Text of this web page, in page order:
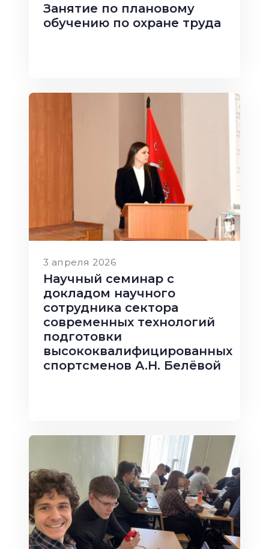
Занятие по плановому
обучению по охране труда
3 апреля 2026
Научный семинар с
докладом научного
сотрудника сектора
современных технологий
подготовки
высококвалифицированных
спортсменов А.Н. Белёвой